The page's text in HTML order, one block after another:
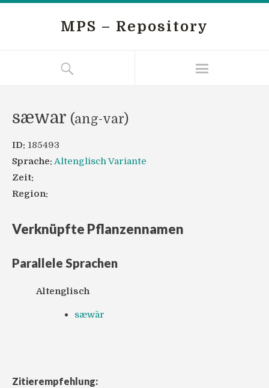
MPS – Repository
sæwar (ang-var)
ID: 185493
Sprache: Altenglisch Variante
Zeit:
Region:
Verknüpfte Pflanzennamen
Parallele Sprachen
Altenglisch
sæwār
Zitierempfehlung: